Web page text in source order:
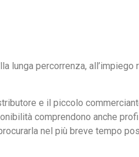
percorrenza, all’impiego
e il piccolo
comprendono anche
nel più breve tempo